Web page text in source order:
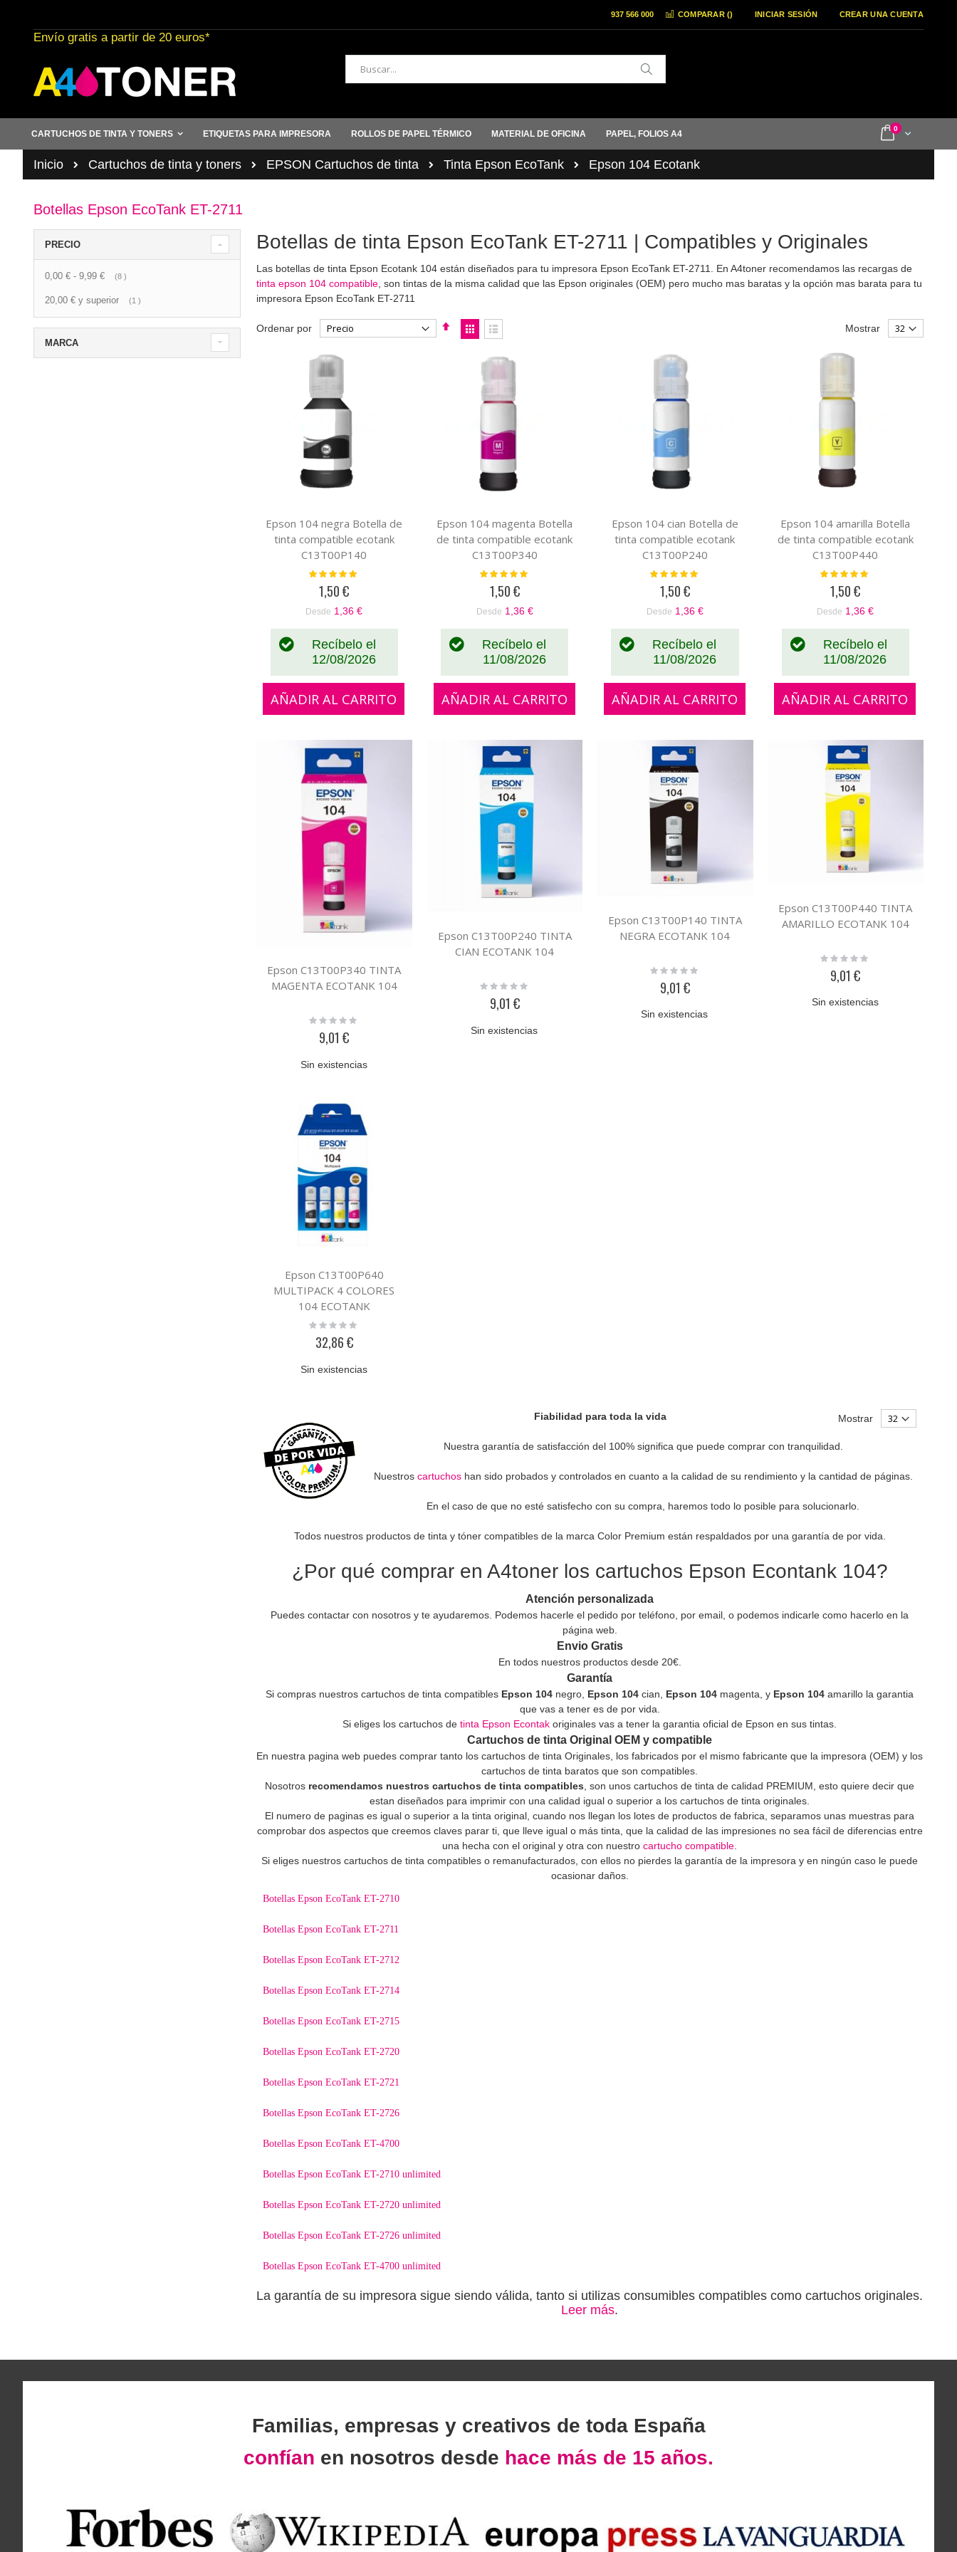
al
contenido
COMPARAR () INICIAR SESIÓN CREAR UNA CUENTA
937 566 000
Envío gratis a partir de 20 euros*
Buscar
Cart
0items
CARTUCHOS DE TINTA Y TONERS ETIQUETAS PARA IMPRESORA ROLLOS DE PAPEL TÉRMICO MATERIAL DE OFICINA PAPEL, FOLIOS A4
Inicio Cartuchos de tinta y toners EPSON Cartuchos de tinta Tinta Epson EcoTank Epson 104 Ecotank
Botellas Epson EcoTank ET-2711
Botellas de tinta Epson EcoTank ET-2711 | Compatibles y Originales
Las botellas de tinta Epson Ecotank 104 están diseñados para tu impresora Epson EcoTank ET-2711. En A4toner recomendamos las recargas de
tinta epson 104 compatible, son tintas de la misma calidad que las Epson originales (OEM) pero mucho mas baratas y la opción mas barata para tu
impresora Epson EcoTank ET-2711
Ordenar por
Fijar
Dirección
Descendente
Ver
como
Mostrar
Epson 104 negra Botella de
tinta compatible ecotank
C13T00P140
Valoración:
1,50 €
Desde 1,36 €
Recíbelo el
12/08/2026
AÑADIR AL CARRITO
Epson 104 magenta Botella
de tinta compatible ecotank
C13T00P340
Valoración:
1,50 €
Desde 1,36 €
Recíbelo el
11/08/2026
AÑADIR AL CARRITO
Epson 104 cian Botella de
tinta compatible ecotank
C13T00P240
Valoración:
1,50 €
Desde 1,36 €
Recíbelo el
11/08/2026
AÑADIR AL CARRITO
Epson 104 amarilla Botella
de tinta compatible ecotank
C13T00P440
Valoración:
1,50 €
Desde 1,36 €
Recíbelo el
11/08/2026
AÑADIR AL CARRITO
Epson C13T00P340 TINTA
MAGENTA ECOTANK 104
Rating:
9,01 €
Sin existencias
Epson C13T00P240 TINTA
CIAN ECOTANK 104
Rating:
9,01 €
Sin existencias
Epson C13T00P140 TINTA
NEGRA ECOTANK 104
Rating:
9,01 €
Sin existencias
Epson C13T00P440 TINTA
AMARILLO ECOTANK 104
Rating:
9,01 €
Sin existencias
Epson C13T00P640
MULTIPACK 4 COLORES
104 ECOTANK
Rating:
32,86 €
Sin existencias
Mostrar
Fiabilidad para toda la vida
Nuestra garantía de satisfacción del 100% significa que puede comprar con tranquilidad.
Nuestros cartuchoshan sido probados y controlados en cuanto a la calidad de su rendimiento y la cantidad de páginas.
En el caso de que no esté satisfecho con su compra, haremos todo lo posible para solucionarlo.
Todos nuestros productos de tinta y tóner compatibles de la marca Color Premium están respaldados por una garantía de por vida.
¿Por qué comprar en A4toner los cartuchos Epson Econtank 104?
Atención personalizada
Puedes contactar con nosotros y te ayudaremos. Podemos hacerle el pedido por teléfono, por email, o podemos indicarle como hacerlo en la
página web.
Envio Gratis
En todos nuestros productos desde 20€.
Garantía
Si compras nuestros cartuchos de tinta compatibles Epson 104 negro, Epson 104 cian, Epson 104 magenta, y Epson 104 amarillo la garantia
que vas a tener es de por vida.
Si eliges los cartuchos detinta Epson Econtak originales vas a tener la garantia oficial de Epson en sus tintas.
Cartuchos de tinta Original OEM y compatible
En nuestra pagina web puedes comprar tanto los cartuchos de tinta Originales, los fabricados por el mismo fabricante que la impresora (OEM) y los
cartuchos de tinta baratos que son compatibles.
Nosotros recomendamos nuestros cartuchos de tinta compatibles , son unos cartuchos de tinta de calidad PREMIUM, esto quiere decir que
estan diseñados para imprimir con una calidad igual o superior a los cartuchos de tinta originales.
El numero de paginas es igual o superior a la tinta original, cuando nos llegan los lotes de productos de fabrica, separamos unas muestras para
comprobar dos aspectos que creemos claves parar ti, que lleve igual o más tinta, que la calidad de las impresiones no sea fácil de diferencias entre
una hecha con el original y otra con nuestrocartucho compatible
Si eliges nuestros cartuchos de tinta compatibles o remanufacturados, con ellos no pierdes la garantía de la impresora y en ningún caso le puede
ocasionar daños.
Botellas Epson EcoTank ET-2710
Botellas Epson EcoTank ET-2711
Botellas Epson EcoTank ET-2712
Botellas Epson EcoTank ET-2714
Botellas Epson EcoTank ET-2715
Botellas Epson EcoTank ET-2720
Botellas Epson EcoTank ET-2721
Botellas Epson EcoTank ET-2726
Botellas Epson EcoTank ET-4700
Botellas Epson EcoTank ET-2710 unlimited
Botellas Epson EcoTank ET-2720 unlimited
Botellas Epson EcoTank ET-2726 unlimited
Botellas Epson EcoTank ET-4700 unlimited
La garantía de su impresora sigue siendo válida, tanto si utilizas consumibles compatibles como cartuchos originales.
Leer más.
PRECIO
0,00 € - 9,99 € 8 artículo
20,00 € y superior 1 artículo
MARCA
Familias, empresas y creativos de toda España
confían en nosotros desde hace más de 15 años.